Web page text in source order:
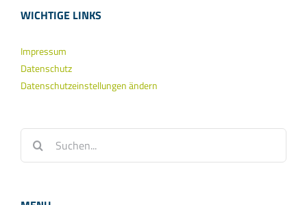
WICHTIGE LINKS
Impressum
Datenschutz
Datenschutzeinstellungen ändern
nach: